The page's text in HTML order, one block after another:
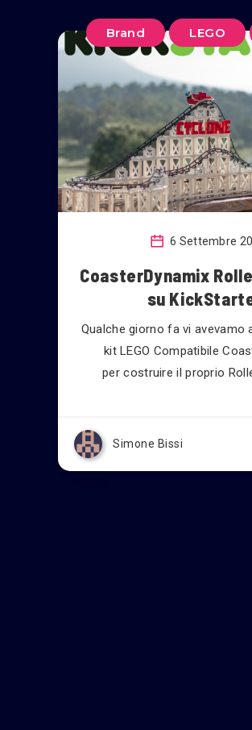
Brand LEGO
6 Settembre
CoasterDynamix
su
Qualche giorno fa vi avevamo
kit LEGO Compatibile
per costruire il proprio
Simone Bissi